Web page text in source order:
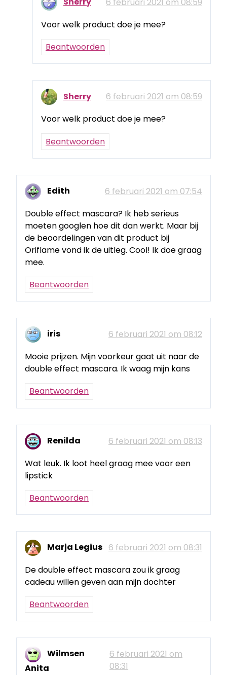
Voor welk product doe je mee?
Beantwoorden
Sherry
6 februari 2021 om 08:59
Voor welk product doe je mee?
Beantwoorden
Edith
6 februari 2021 om 07:54
Double effect mascara? Ik heb serieus
moeten googlen hoe dit dan werkt. Maar bij
de beoordelingen van dit product bij
Oriflame vond ik de uitleg. Cool! Ik doe graag
mee.
Beantwoorden
iris
6 februari 2021 om 08:12
Mooie prijzen. Mijn voorkeur gaat uit naar de
double effect mascara. Ik waag mijn kans
Beantwoorden
Renilda
6 februari 2021 om 08:13
Wat leuk. Ik loot heel graag mee voor een
lipstick
Beantwoorden
Marja Legius 6 februari 2021 om 08:31
De double effect mascara zou ik graag
cadeau willen geven aan mijn dochter
Beantwoorden
Wilmsen
Anita
6 februari 2021 om
08:31